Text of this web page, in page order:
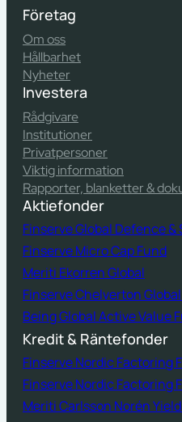
Företag
Om oss
Hållbarhet
Nyheter
Investera
Rådgivare
Institutioner
Privatpersoner
Viktig information
Rapporter, blanketter &
Aktiefonder
Finserve Global Defence
Finserve Micro Cap Fund
Meriti Ekorren Global
Finserve Chelverton
Being Global Active Value
Kredit & Räntefonder
Finserve Nordic Factoring
Finserve Nordic Factoring
Meriti Carlsson Norén